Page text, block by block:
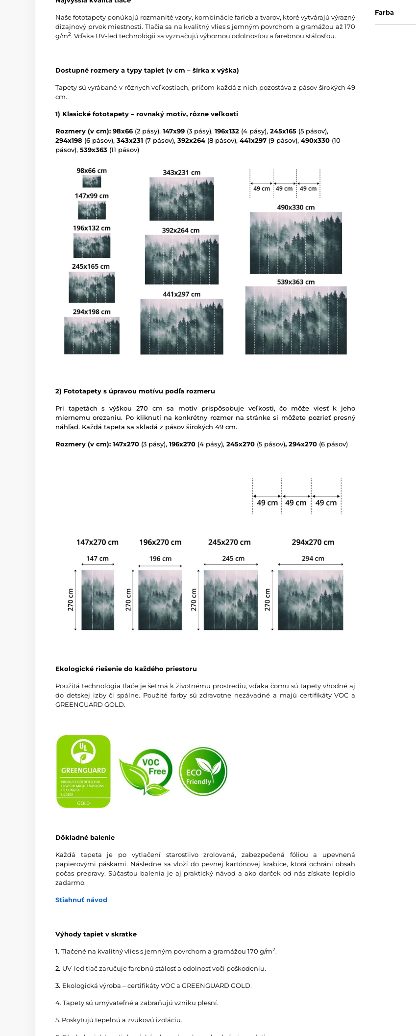
Naše fototapety ponúkajú rozmanité vzory, kombinácie farieb a tvarov, ktoré vytvárajú výrazný
dizajnový prvok miestnosti. Tlačia sa na kvalitný vlies s jemným povrchom a gramážou až 170
g/m2. Vďaka UV-led technológii sa vyznačujú výbornou odolnosťou a farebnou stálosťou.
Dostupné rozmery a typy tapiet (v cm – šírka x výška)
Tapety sú vyrábané v rôznych veľkostiach, pričom každá z nich pozostáva z pásov širokých 49
cm.
1) Klasické fototapety – rovnaký motív, rôzne veľkosti
Rozmery (v cm): 98x66 (2 pásy), 147x99 (3 pásy), 196x132 (4 pásy), 245x165 (5 pásov),
294x198 (6 pásov), 343x231 (7 pásov), 392x264 (8 pásov), 441x297 (9 pásov), 490x330 (10
pásov), 539x363 (11 pásov)
2) Fototapety s úpravou motívu podľa rozmeru
Pri tapetách s výškou 270 cm sa motív prispôsobuje veľkosti, čo môže viesť k jeho
miernemu orezaniu. Po kliknutí na konkrétny rozmer na stránke si môžete pozrieť presný
náhľad. Každá tapeta sa skladá z pásov širokých 49 cm.
Rozmery (v cm): 147x270 (3 pásy), 196x270 (4 pásy), 245x270 (5 pásov), 294x270 (6 pásov)
Ekologické riešenie do každého priestoru
Použitá technológia tlače je šetrná k životnému prostrediu, vďaka čomu sú tapety vhodné aj
do detskej izby či spálne. Použité farby sú zdravotne nezávadné a majú certifikáty VOC a
GREENGUARD GOLD.
Dôkladné balenie
Každá tapeta je po vytlačení starostlivo zrolovaná, zabezpečená fóliou a upevnená
papierovými páskami. Následne sa vloží do pevnej kartónovej krabice, ktorá ochráni obsah
počas prepravy. Súčasťou balenia je aj praktický návod a ako darček od nás získate lepidlo
zadarmo.
Stiahnuť návod
Výhody tapiet v skratke
1. Tlačené na kvalitný vlies s jemným povrchom a gramážou 170 g/m2.
2. UV-led tlač zaručuje farebnú stálosť a odolnosť voči poškodeniu.
3. Ekologická výroba – certifikáty VOC a GREENGUARD GOLD.
4. Tapety sú umývateľné a zabraňujú vzniku plesní.
5. Poskytujú tepelnú a zvukovú izoláciu.
Farba